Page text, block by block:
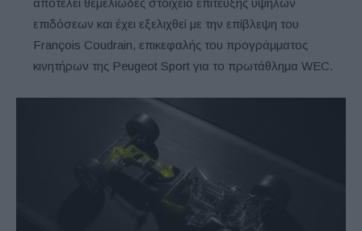
αποτελεί θεμελιώδες στοιχείο επίτευξης υψηλών
επιδόσεων και έχει εξελιχθεί με την επίβλεψη του
François Coudrain, επικεφαλής του προγράμματος
κινητήρων της Peugeot Sport για το πρωτάθλημα WEC.